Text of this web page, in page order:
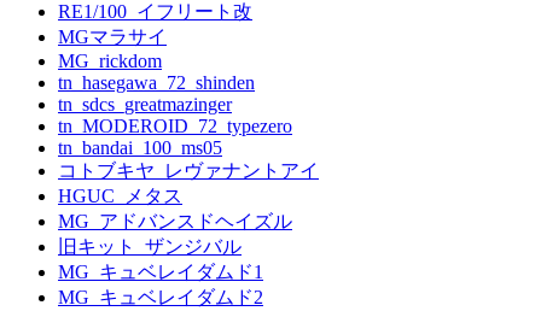
RE1/100_イフリート改
MGマラサイ
MG_rickdom
tn_hasegawa_72_shinden
tn_sdcs_greatmazinger
tn_MODEROID_72_typezero
tn_bandai_100_ms05
コトブキヤ_レヴァナントアイ
HGUC_メタス
MG_アドバンスドヘイズル
旧キット_ザンジバル
MG_キュベレイダムド1
MG_キュベレイダムド2